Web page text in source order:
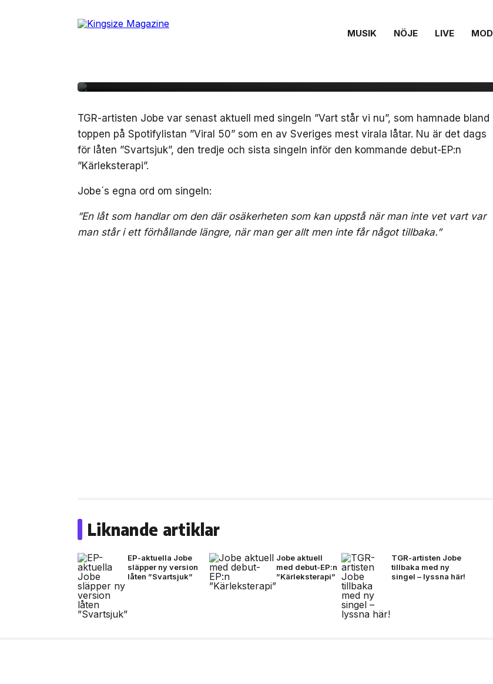
MUSIK NÖJE LIVE
MUSIK 14 november, 2016
Jobe släpper tredje och sista singeln inför
TGR-artisten Jobe var senast aktuell med singeln ”Vart står vi nu”, som hamnade bland
toppen på Spotifylistan ”Viral 50” som en av Sveriges mest virala låtar. Nu är det dags
för låten ”Svartsjuk”, den tredje och sista singeln inför den kommande debut-EP:n
”Kärleksterapi”.
Jobe´s egna ord om singeln:
”En låt som handlar om den där osäkerheten som kan uppstå när man inte vet vart var
man står i ett förhållande längre, när man ger allt men inte får något tillbaka.”
Liknande artiklar
EP-aktuella Jobe
släpper ny version
låten ”Svartsjuk”
Jobe aktuell
med debut-EP:n
”Kärleksterapi”
TGR-artisten Jobe
tillbaka med ny
singel – lyssna här!